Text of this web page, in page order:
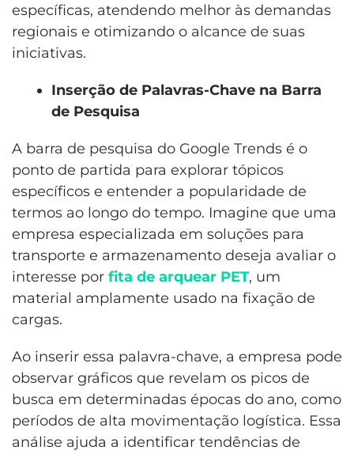
específicas, atendendo melhor às demandas
regionais e otimizando o alcance de suas
iniciativas.
Inserção de Palavras-Chave na Barra
de Pesquisa
A barra de pesquisa do Google Trends é o
ponto de partida para explorar tópicos
específicos e entender a popularidade de
termos ao longo do tempo. Imagine que uma
empresa especializada em soluções para
transporte e armazenamento deseja avaliar o
interesse por fita de arquear PET, um
material amplamente usado na fixação de
cargas.
Ao inserir essa palavra-chave, a empresa pode
observar gráficos que revelam os picos de
busca em determinadas épocas do ano, como
períodos de alta movimentação logística. Essa
análise ajuda a identificar tendências de